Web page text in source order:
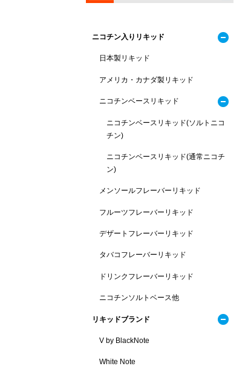
ニコチン入りリキッド
日本製リキッド
アメリカ・カナダ製リキッド
ニコチンベースリキッド
ニコチンベースリキッド(ソルトニコ
チン)
ニコチンベースリキッド(通常ニコチ
ン)
メンソールフレーバーリキッド
フルーツフレーバーリキッド
デザートフレーバーリキッド
タバコフレーバーリキッド
ドリンクフレーバーリキッド
ニコチンソルトベース他
リキッドブランド
V by BlackNote
White Note